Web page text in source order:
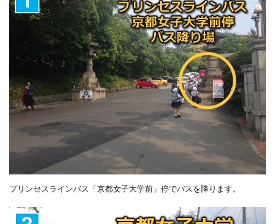
プリンセスラインバス「京都女子大学前」停でバスを降ります。